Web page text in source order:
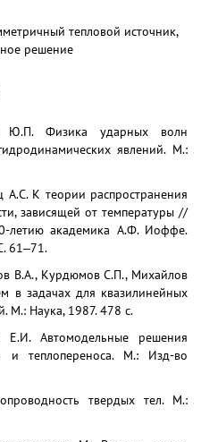
тепловой источник,
решение
Ю.П. Физика ударных волн
явлений. М.:
А.С. К теории распространения
зависящей от температуры //
летию академика А.Ф. Иоффе.
61‒71.
В.А., Курдюмов С.П., Михайлов
в задачах для квазилинейных
М.: Наука, 1987. 478 с.
Е.И. Автомодельные решения
и теплопереноса. М.: Изд-во
твердых тел. М.: